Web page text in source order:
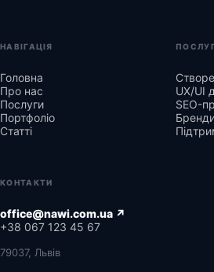
НАВІГАЦІЯ
Головна
Про нас
Послуги
Портфоліо
Статті
UX/UI
SEO-
КОНТАКТИ
office@nawi.com.ua ↗
+38 067 123 45 67
79037, Львів